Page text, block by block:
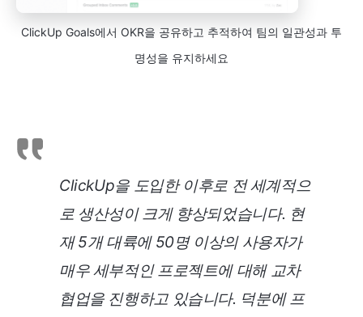
ClickUp Goals에서 OKR을 공유하고 추적하여 팀의 일관성과 투
명성을 유지하세요
ClickUp을 도입한 이후로 전 세계적으
로 생산성이 크게 향상되었습니다. 현
재 5개 대륙에 50명 이상의 사용자가
매우 세부적인 프로젝트에 대해 교차
협업을 진행하고 있습니다. 덕분에 프